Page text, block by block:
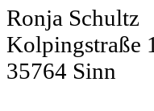
Ronja Schultz
Kolpingstraße 1
35764 Sinn